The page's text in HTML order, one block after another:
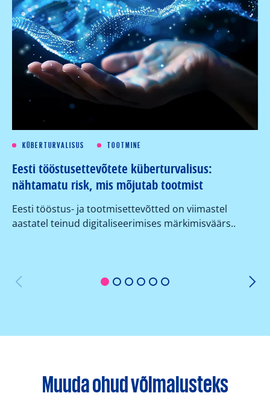
1 2 3 4 5 6
KÜBERTURVALISUS TOOTMINE
Eesti tööstusettevõtete küberturvalisus:
nähtamatu risk, mis mõjutab tootmist
Eesti tööstus- ja tootmisettevõtted on viimastel
aastatel teinud digitaliseerimises märkimisväärs..
Muuda ohud võimalusteks